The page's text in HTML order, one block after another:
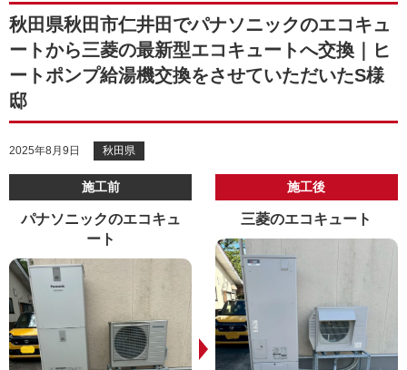
秋田県秋田市仁井田でパナソニックのエコキュ
ートから三菱の最新型エコキュートへ交換｜ヒ
ートポンプ給湯機交換をさせていただいたS様
邸
2025年8月9日 秋田県
施工前
パナソニックのエコキュ
ート
施工後
三菱のエコキュート